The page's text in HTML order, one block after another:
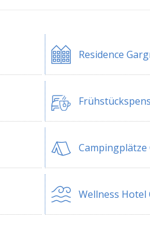
Residence
Campingplätze
Wellness Hotel